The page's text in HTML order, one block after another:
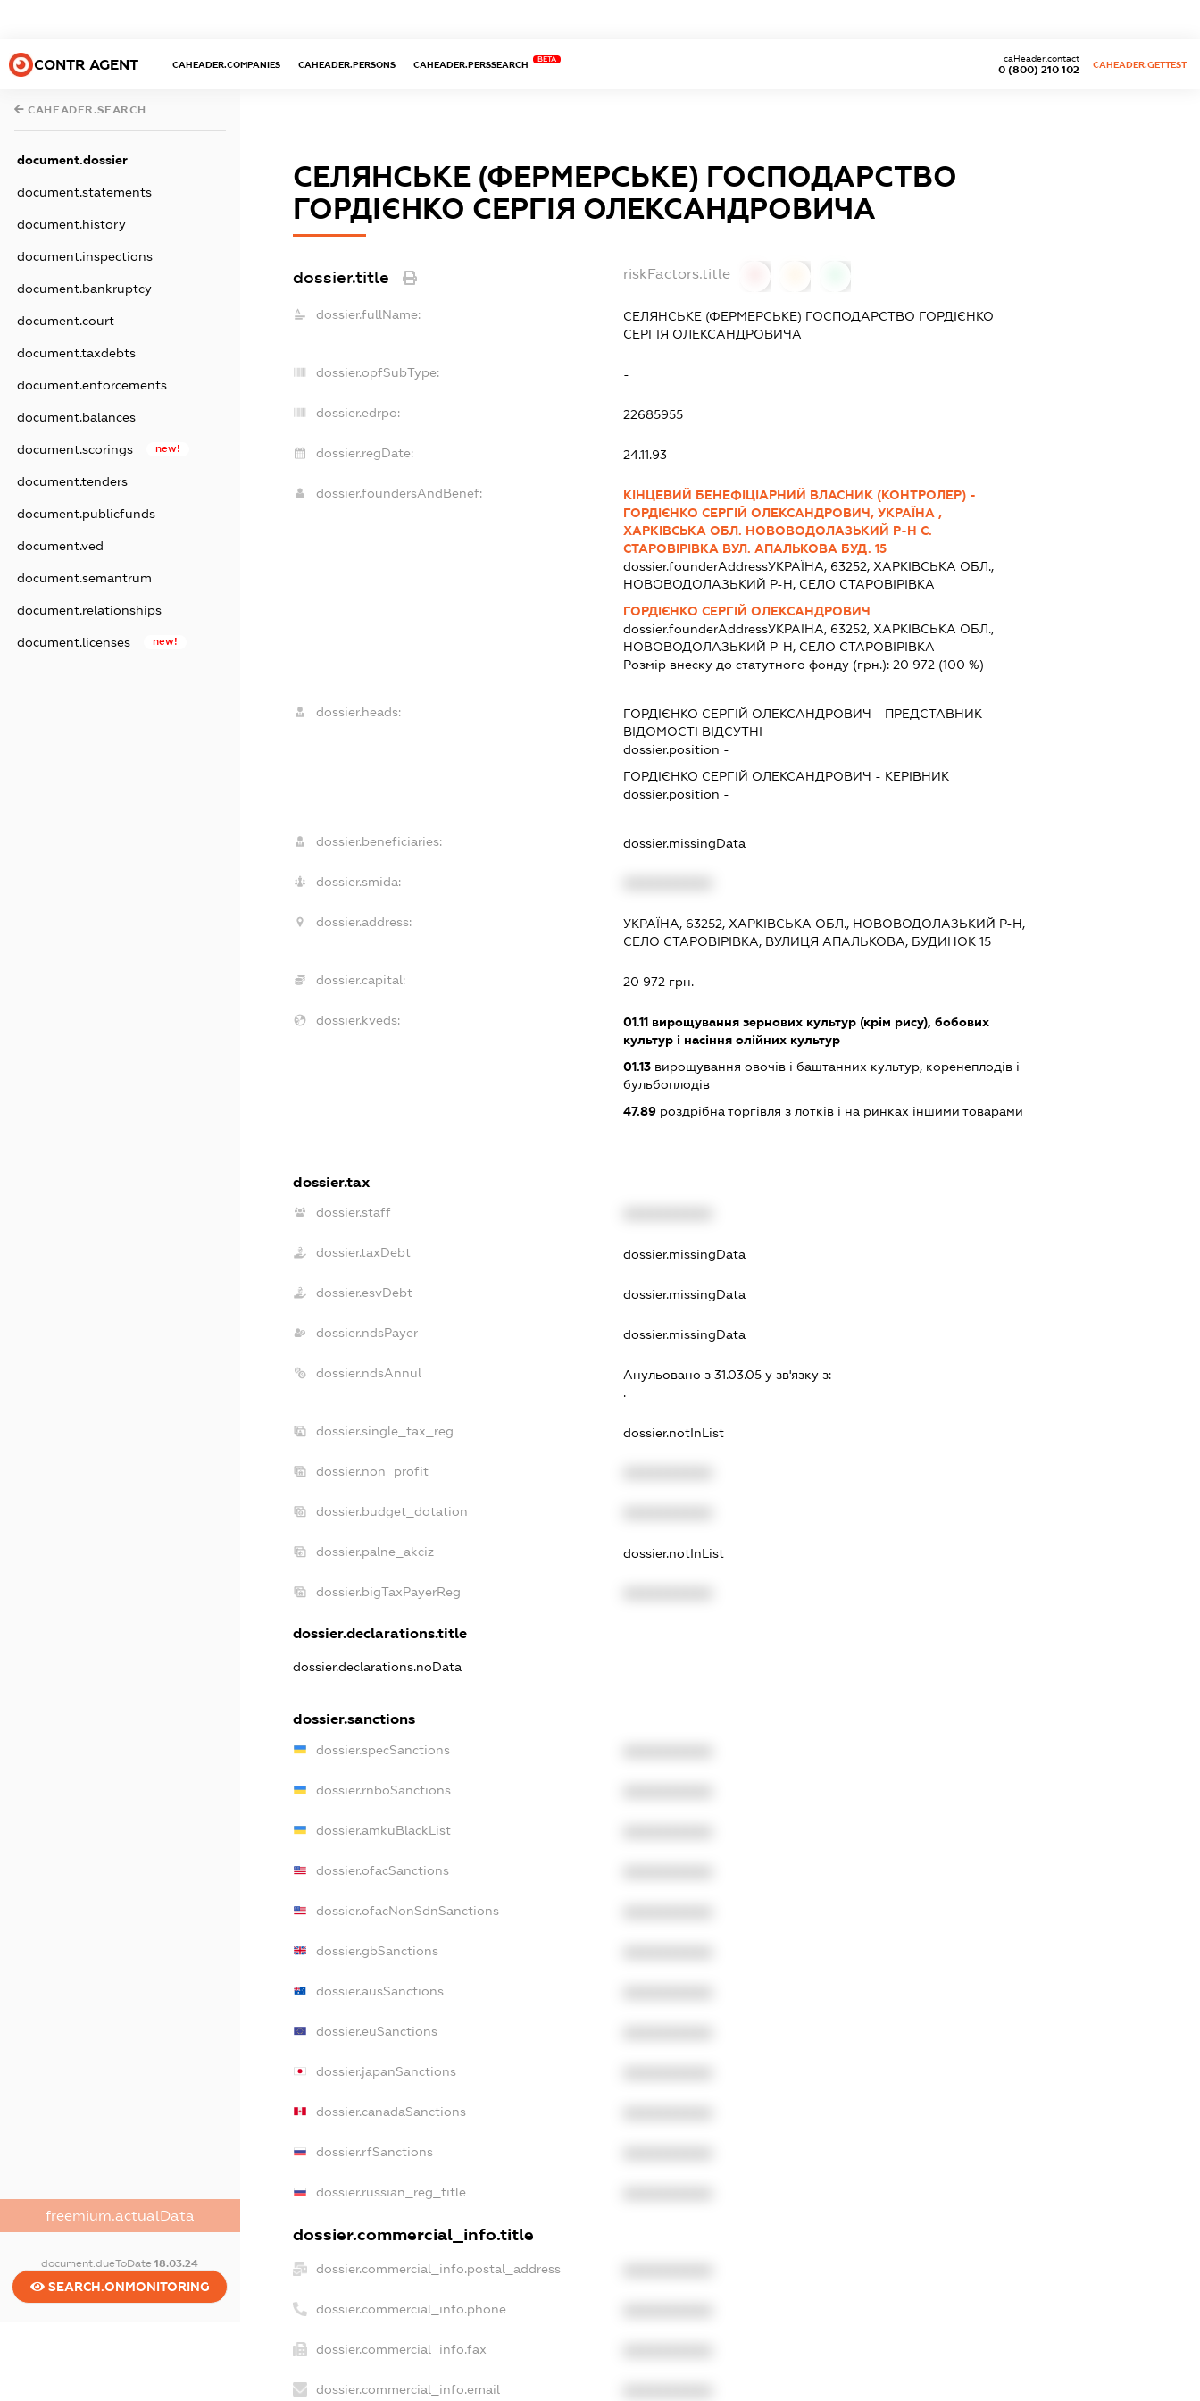
CONTR AGENT CAHEADER.COMPANIES CAHEADER.PERSONS CAHEADER.PERSSEARCH
BETA
0 (800) 210 102
caHeader.contact
CAHEADER.GETTEST
CAHEADER.SEARCH
document.dossier
document.statements
document.history
document.inspections
document.bankruptcy
document.court
document.taxdebts
document.enforcements
document.balances
document.scorings new!
document.tenders
document.publicfunds
document.ved
document.semantrum
document.relationships
document.licenses new!
freemium.actualData
document.dueToDate18.03.24
SEARCH.ONMONITORING
СЕЛЯНСЬКЕ (ФЕРМЕРСЬКЕ) ГОСПОДАРСТВО
ГОРДІЄНКО СЕРГІЯ ОЛЕКСАНДРОВИЧА
dossier.title riskFactors.title
dossier.fullName:
СЕЛЯНСЬКЕ (ФЕРМЕРСЬКЕ) ГОСПОДАРСТВО ГОРДІЄНКО
СЕРГІЯ ОЛЕКСАНДРОВИЧА
dossier.opfSubType: -
dossier.edrpo: 22685955
dossier.regDate: 24.11.93
dossier.foundersAndBenef:
КІНЦЕВИЙ БЕНЕФІЦІАРНИЙ ВЛАСНИК (КОНТРОЛЕР) -
ГОРДІЄНКО СЕРГІЙ ОЛЕКСАНДРОВИЧ, УКРАЇНА ,
ХАРКІВСЬКА ОБЛ. НОВОВОДОЛАЗЬКИЙ Р-Н С.
СТАРОВІРІВКА ВУЛ. АПАЛЬКОВА БУД. 15
dossier.founderAddressУКРАЇНА, 63252, ХАРКІВСЬКА ОБЛ.,
НОВОВОДОЛАЗЬКИЙ Р-Н, СЕЛО СТАРОВІРІВКА
ГОРДІЄНКО СЕРГІЙ ОЛЕКСАНДРОВИЧ
dossier.founderAddressУКРАЇНА, 63252, ХАРКІВСЬКА ОБЛ.,
НОВОВОДОЛАЗЬКИЙ Р-Н, СЕЛО СТАРОВІРІВКА
Розмір внеску до статутного фонду (грн.):20 972 (100 %)
dossier.heads: ГОРДІЄНКО СЕРГІЙ ОЛЕКСАНДРОВИЧ - ПРЕДСТАВНИК
ВІДОМОСТІ ВІДСУТНІ
dossier.position -
ГОРДІЄНКО СЕРГІЙ ОЛЕКСАНДРОВИЧ - КЕРІВНИК
dossier.position -
dossier.beneficiaries: dossier.missingData
dossier.smida:
dossier.address:
УКРАЇНА, 63252, ХАРКІВСЬКА ОБЛ., НОВОВОДОЛАЗЬКИЙ Р-Н,
СЕЛО СТАРОВІРІВКА, ВУЛИЦЯ АПАЛЬКОВА, БУДИНОК 15
dossier.capital: 20 972 грн.
dossier.kveds: 01.11 вирощування зернових культур (крім рису), бобових
культур і насіння олійних культур
01.13 вирощування овочів і баштанних культур, коренеплодів і
бульбоплодів
47.89 роздрібна торгівля з лотків і на ринках іншими товарами
dossier.tax
dossier.staff
dossier.taxDebt dossier.missingData
dossier.esvDebt dossier.missingData
dossier.ndsPayer dossier.missingData
dossier.ndsAnnul
Анульовано з 31.03.05 у зв'язку з:
.
dossier.single_tax_reg dossier.notInList
dossier.non_profit
dossier.budget_dotation
dossier.palne_akciz dossier.notInList
dossier.bigTaxPayerReg
dossier.declarations.title
dossier.declarations.noData
dossier.sanctions
dossier.specSanctions
dossier.rnboSanctions
dossier.amkuBlackList
dossier.ofacSanctions
dossier.ofacNonSdnSanctions
dossier.gbSanctions
dossier.ausSanctions
dossier.euSanctions
dossier.japanSanctions
dossier.canadaSanctions
dossier.rfSanctions
dossier.russian_reg_title
dossier.commercial_info.title
dossier.commercial_info.postal_address
dossier.commercial_info.phone
dossier.commercial_info.fax
dossier.commercial_info.email